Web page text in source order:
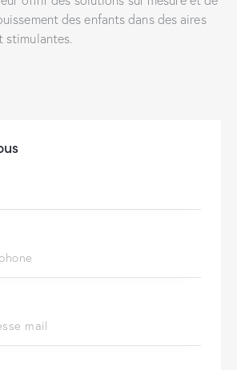
des enfants dans des aires
stimulantes.